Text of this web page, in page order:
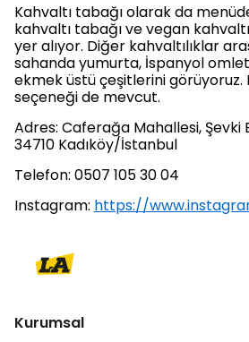
Kahvaltı tabağı olarak da
kahvaltı tabağı ve vegan
yer alıyor. Diğer kahvaltılıklar
sahanda yumurta, İspanyol
ekmek üstü çeşitlerini görüyoruz.
seçeneği de mevcut.
Adres: Caferağa Mahallesi, Şevki
34710 Kadıköy/İstanbul
Telefon: 0507 105 30 04
Instagram: https://
Kurumsal